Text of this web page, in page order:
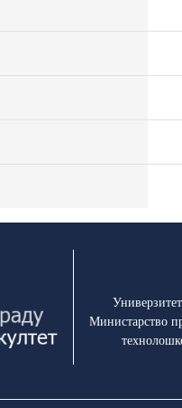
Министарство